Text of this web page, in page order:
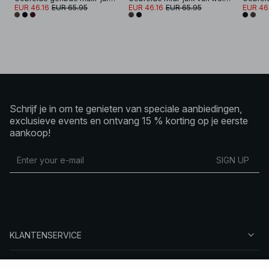
EUR 46.16 EUR 65.95
EUR 46.16 EUR 65.95 EUR
Schrijf je in om te genieten van speciale aanbiedingen,
exclusieve events en ontvang 15 % korting op je eerste
aankoop!
SIGN UP
KLANTENSERVICE